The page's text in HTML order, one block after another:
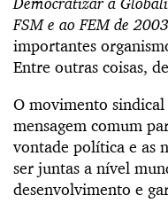
FSM e ao FEM de 2003
importantes
Entre outras coisas,
O movimento
mensagem comum
vontade política e as
ser juntas a nível
desenvolvimento e